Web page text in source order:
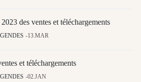
des ventes et téléchargements
13.MAR
et téléchargements
02.JAN